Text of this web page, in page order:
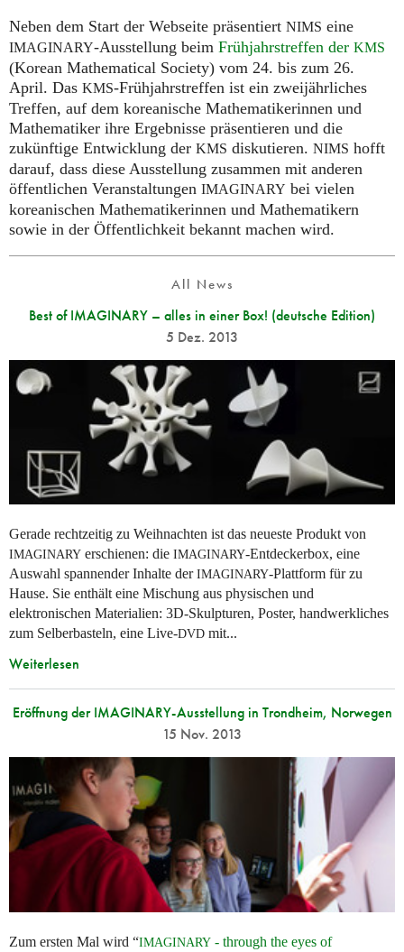
Neben dem Start der Webseite präsentiert NIMS eine
IMAGINARY-Ausstellung beim Frühjahrstreffen der KMS
(Korean Mathematical Society) vom 24. bis zum 26.
April. Das KMS-Frühjahrstreffen ist ein zweijährliches
Treffen, auf dem koreanische Mathematikerinnen und
Mathematiker ihre Ergebnisse präsentieren und die
zukünftige Entwicklung der KMS diskutieren. NIMS hofft
darauf, dass diese Ausstellung zusammen mit anderen
öffentlichen Veranstaltungen IMAGINARY bei vielen
koreanischen Mathematikerinnen und Mathematikern
sowie in der Öffentlichkeit bekannt machen wird.
All News
Best of IMAGINARY – alles in einer Box! (deutsche Edition)
5 Dez. 2013
Gerade rechtzeitig zu Weihnachten ist das neueste Produkt von
IMAGINARY erschienen: die IMAGINARY-Entdeckerbox, eine
Auswahl spannender Inhalte derIMAGINARY-Plattform für zu
Hause. Sie enthält eine Mischung aus physischen und
elektronischen Materialien: 3D-Skulpturen, Poster, handwerkliches
zum Selberbasteln, eine Live-DVD mit...
Weiterlesen
Eröffnung der IMAGINARY-Ausstellung in Trondheim, Norwegen
15 Nov. 2013
Zum ersten Mal wird “IMAGINARY - through the eyes of